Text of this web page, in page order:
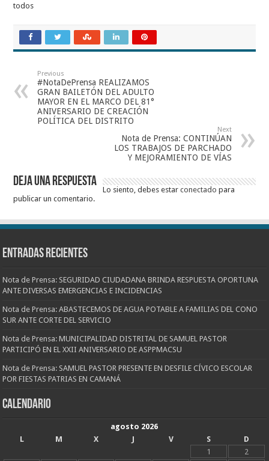
todos
Previous
#NotaDePrensa REALIZAMOS
GRAN BAILETÓN DEL ADULTO
MAYOR EN EL MARCO DEL 81°
ANIVERSARIO DE CREACIÓN
POLÍTICA DEL DISTRITO
Next
Nota de Prensa: CONTINÚAN
LOS TRABAJOS DE PARCHADO
Y MEJORAMIENTO DE VÍAS
Deja una respuesta
Lo siento, debes estarconectado para
publicar un comentario.
Entradas recientes
Nota de Prensa: SEGURIDAD CIUDADANA BRINDA RESPUESTA OPORTUNA
ANTE DIVERSAS EMERGENCIAS E INCIDENCIAS
Nota de Prensa: ABASTECEMOS DE AGUA POTABLE A FAMILIAS DEL CONO
SUR ANTE CORTE DEL SERVICIO
Nota de Prensa: MUNICIPALIDAD DISTRITAL DE SAMUEL PASTOR
PARTICIPÓ EN EL XXII ANIVERSARIO DE ASPPMACSU
Nota de Prensa: SAMUEL PASTOR PRESENTE EN DESFILE CÍVICO ESCOLAR
POR FIESTAS PATRIAS EN CAMANÁ
CALENDARIO
agosto 2026
L
M X J V S
D
1
2